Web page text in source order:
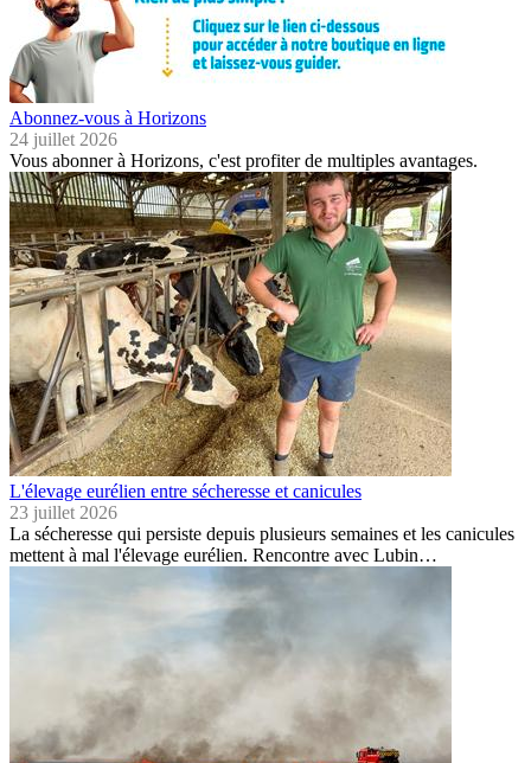
Abonnez-vous à Horizons
24 juillet 2026
Vous abonner à Horizons, c'est profiter de multiples avantages.
L'élevage eurélien entre sécheresse et canicules
23 juillet 2026
La sécheresse qui persiste depuis plusieurs semaines et les canicules
mettent à mal l'élevage eurélien. Rencontre avec Lubin…